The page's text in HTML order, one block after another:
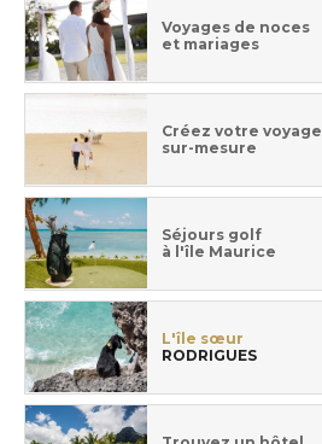
Voyages de noces
et mariages
Créez votre voyage
sur-mesure
Séjours golf
à l'île Maurice
L'île sœur
RODRIGUES